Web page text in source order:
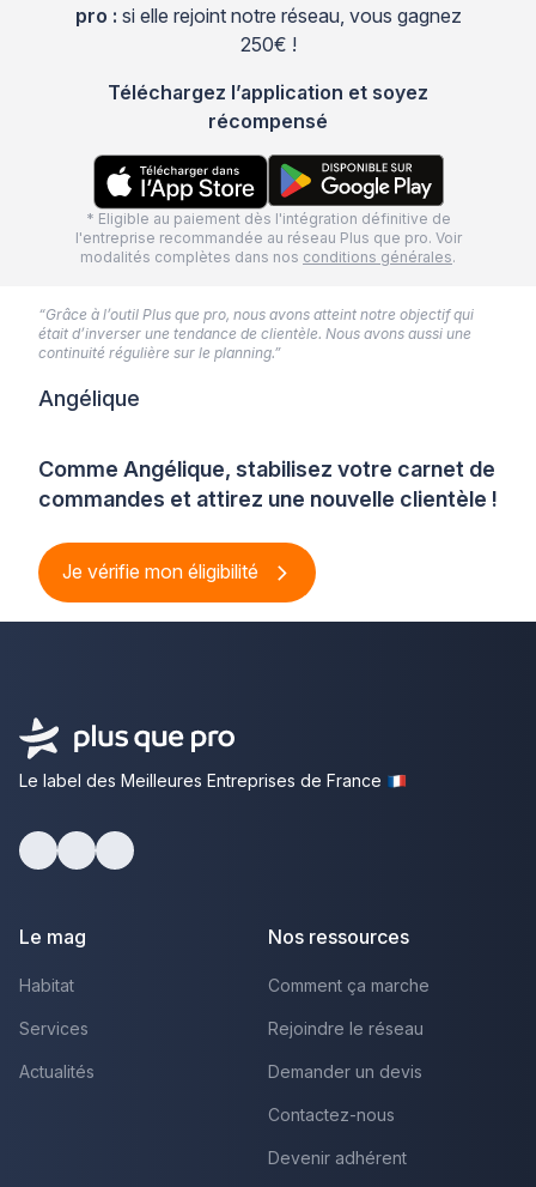
pro : si elle rejoint notre réseau, vous gagnez
250€ !
Téléchargez l’application et soyez
récompensé
* Eligible au paiement dès l'intégration définitive de
l'entreprise recommandée au réseau Plus que pro. Voir
modalités complètes dans nos conditions générales.
Comme Angélique, stabilisez votre carnet de
commandes et attirez une nouvelle clientèle !
Je vérifie mon éligibilité
“Grâce à l’outil Plus que pro, nous avons atteint notre objectif qui
était d’inverser une tendance de clientèle. Nous avons aussi une
continuité régulière sur le planning.”
Angélique
Le label des Meilleures Entreprises de France
Le mag
Habitat
Services
Actualités
Nos ressources
Comment ça marche
Rejoindre le réseau
Demander un devis
Contactez-nous
Devenir adhérent